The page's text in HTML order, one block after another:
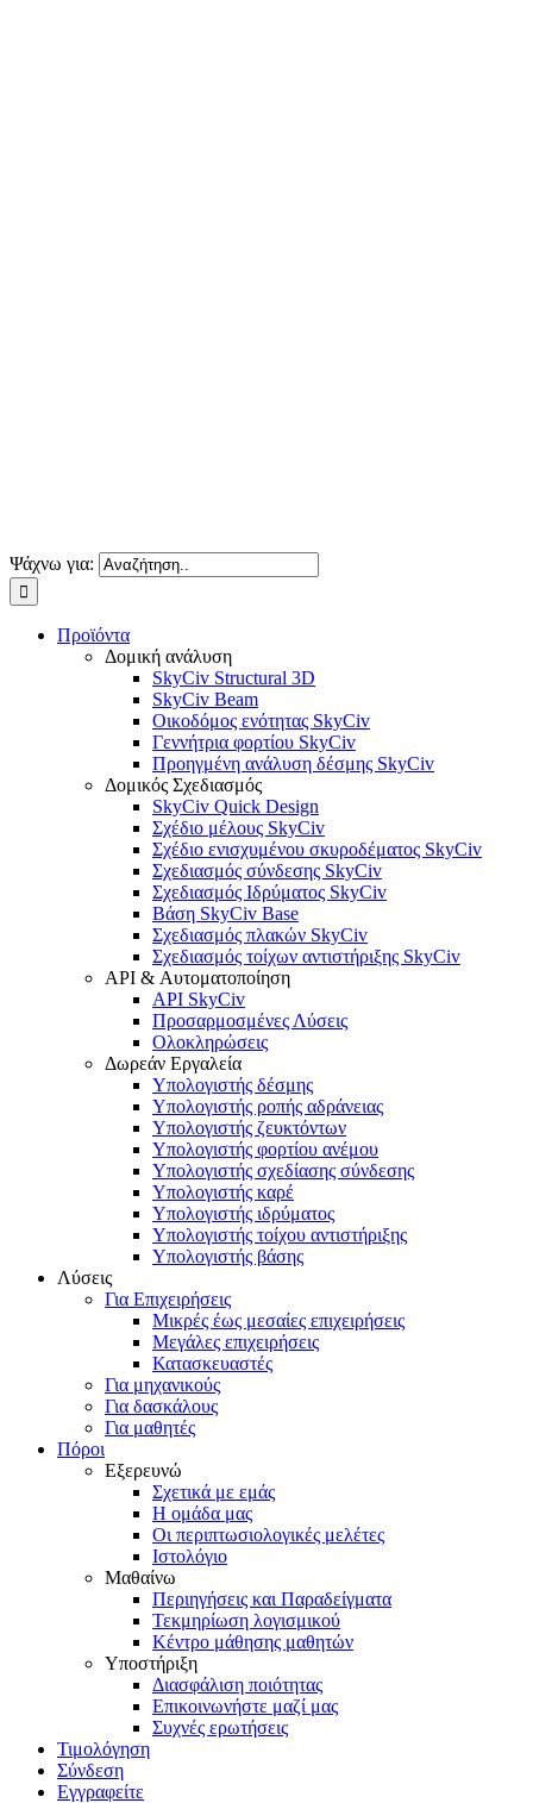
Ψάχνω για:
Προϊόντα
Δομική ανάλυση
SkyCiv Structural 3D
SkyCiv Beam
Οικοδόμος ενότητας SkyCiv
Γεννήτρια φορτίου SkyCiv
Προηγμένη ανάλυση δέσμης SkyCiv
Δομικός Σχεδιασμός
SkyCiv Quick Design
Σχέδιο μέλους SkyCiv
Σχέδιο ενισχυμένου σκυροδέματος SkyCiv
Σχεδιασμός σύνδεσης SkyCiv
Σχεδιασμός Ιδρύματος SkyCiv
Βάση SkyCiv Base
Σχεδιασμός πλακών SkyCiv
Σχεδιασμός τοίχων αντιστήριξης SkyCiv
API & Αυτοματοποίηση
API SkyCiv
Προσαρμοσμένες Λύσεις
Ολοκληρώσεις
Δωρεάν Εργαλεία
Υπολογιστής δέσμης
Υπολογιστής ροπής αδράνειας
Υπολογιστής ζευκτόντων
Υπολογιστής φορτίου ανέμου
Υπολογιστής σχεδίασης σύνδεσης
Υπολογιστής καρέ
Υπολογιστής ιδρύματος
Υπολογιστής τοίχου αντιστήριξης
Υπολογιστής βάσης
Λύσεις
Για Επιχειρήσεις
Μικρές έως μεσαίες επιχειρήσεις
Μεγάλες επιχειρήσεις
Κατασκευαστές
Για μηχανικούς
Για δασκάλους
Για μαθητές
Πόροι
Εξερευνώ
Σχετικά με εμάς
Η ομάδα μας
Οι περιπτωσιολογικές μελέτες
Ιστολόγιο
Μαθαίνω
Περιηγήσεις και Παραδείγματα
Τεκμηρίωση λογισμικού
Κέντρο μάθησης μαθητών
Υποστήριξη
Διασφάλιση ποιότητας
Επικοινωνήστε μαζί μας
Συχνές ερωτήσεις
Τιμολόγηση
Σύνδεση
Εγγραφείτε